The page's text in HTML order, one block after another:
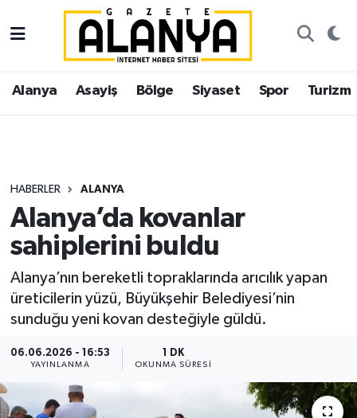
Alanya Asayiş Bölge Siyaset Spor Turizm
HABERLER ALANYA
Alanya’da kovanlar
sahiplerini buldu
Alanya’nın bereketli topraklarında arıcılık yapan
üreticilerin yüzü, Büyükşehir Belediyesi’nin
sunduğu yeni kovan desteğiyle güldü.
06.06.2026 - 16:53
YAYINLANMA
1 DK
OKUNMA SÜRESI
Alanya
Asayiş
Siyaset
Spor
Turizm
Ekonomi
İstanbul Nöbetçi Eczaneler
İstanbul Hava Durumu
Süper Lig Puan Durumu ve Fikstür
Tüm Manşetler
Son Dakika Haberleri
Haber Arşivi